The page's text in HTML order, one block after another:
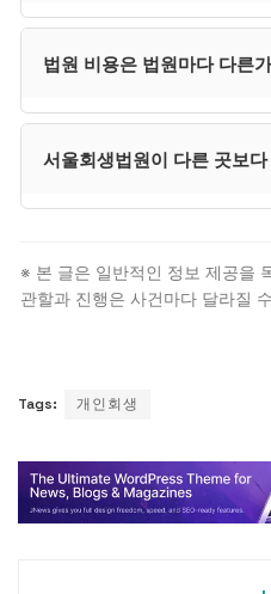
않습니다. 다만 처리 속도와
알고 대응하면 흡수됩니다.
법원 비용은 법원마다 다른
다만 송달료는 채권자 수에
서울회생법원이 다른 곳보
정형화된 편입니다. 대리인
오히려 안정적인 진행이 가
※ 본 글은 일반적인 정보 제공을
관할과 진행은 사건마다 달라질
Tags: 개인회생